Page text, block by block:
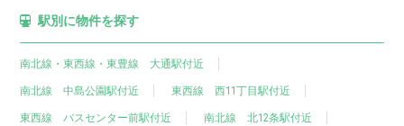
駅別に物件を探す
南北線・東西線・東豊線 大通駅付近
南北線 中島公園駅付近 東西線 西11丁目駅付近
東西線 バスセンター前駅付近 南北線 北12条駅付近